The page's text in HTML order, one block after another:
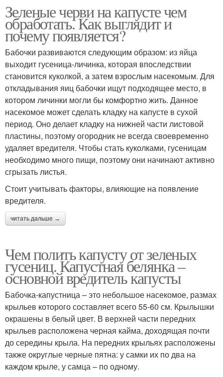
Зеленые черви на капусте чем
обработать. Как выглядит и
почему появляется?
Бабочки развиваются следующим образом: из яйца
выходит гусеница-личинка, которая впоследствии
становится куколкой, а затем взрослым насекомым. Для
откладывания яиц бабочки ищут подходящее место, в
котором личинки могли бы комфортно жить. Данное
насекомое может сделать кладку на капусте в сухой
период. Оно делает кладку на нижней части листовой
пластины, поэтому огородник не всегда своевременно
удаляет вредителя. Чтобы стать куколками, гусеницам
необходимо много пищи, поэтому они начинают активно
сгрызать листья.
Стоит учитывать факторы, влияющие на появление
вредителя.
читать дальше →
Чем полить капусту от зеленых
гусениц. Капустная белянка –
основной вредитель капусты
Бабочка-капустница – это небольшое насекомое, размах
крыльев которого составляет всего 55-60 см. Крылышки
окрашены в белый цвет. В верхней части передних
крыльев расположена черная кайма, доходящая почти
до середины крыла. На передних крыльях расположены
также округлые черные пятна: у самки их по два на
каждом крыле, у самца – по одному.